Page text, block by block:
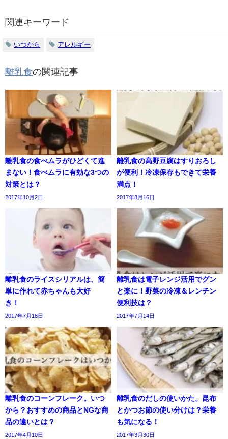
関連キーワード
いつから アレルギー
離乳食の関連記事
離乳食の食べムラがひどくて進
まない！食べムラに有効な3つの
対策とは？
2017年10月2日
離乳食の高野豆腐はすりおろし
が便利！冷凍保存もできて栄養
満点！
2017年8月16日
離乳食のライスシリアルは、簡
単に作れて赤ちゃんも大好
き！
2017年7月18日
離乳食は電子レンジ活用でグン
と楽に！野菜の冷凍＆レンチン
便利技は？
2017年7月14日
離乳食のコーンフレーク。いつ
から？おすすめの商品とNGな商
品の違いとは？
2017年4月10日
離乳食のだしの使いかた。昆布
とかつお節の使い分けは？栄養
も気になる！
2017年3月30日